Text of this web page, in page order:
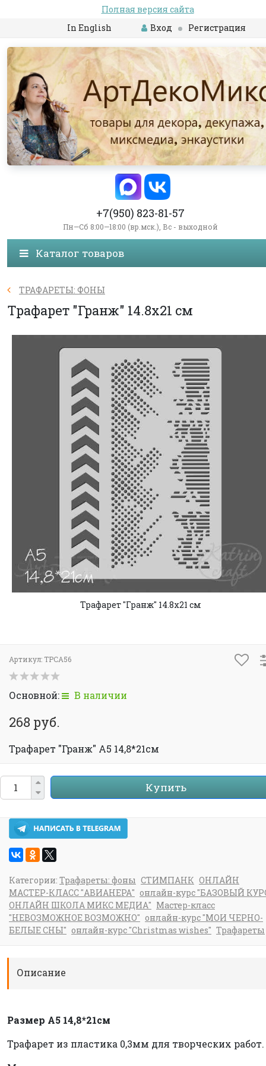
Полная версия сайта
In English
Вход Регистрация
+7(950) 823-81-57
Пн—Сб 8:00—18:00 (вр.мск.), Вс - выходной
Каталог товаров
ТРАФАРЕТЫ: ФОНЫ
Трафарет "Гранж" 14.8х21 см
Трафарет "Гранж" 14.8х21 см
Артикул: TPCA56
Основной: В наличии
268 руб.
Трафарет "Гранж" A5 14,8*21см
Купить
Категории: Трафареты: фоны СТИМПАНК ОНЛАЙН
МАСТЕР-КЛАСС "АВИАНЕРА" онлайн-курс "БАЗОВЫЙ
ОНЛАЙН ШКОЛА МИКС МЕДИА" Мастер-класс
"НЕВОЗМОЖНОЕ ВОЗМОЖНО" онлайн-курс "МОИ ЧЕРНО-
БЕЛЫЕ СНЫ" онлайн-курс "Christmas wishes" Трафареты
Описание
Размер А5 14,8*21см
Трафарет из пластика 0,3мм для творческих работ.